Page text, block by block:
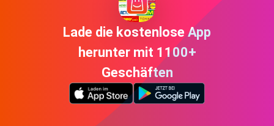
Lade die kostenlose App
herunter mit 1100+
Geschäften